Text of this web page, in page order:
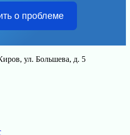
о проблеме
ул. Большева, д. 5